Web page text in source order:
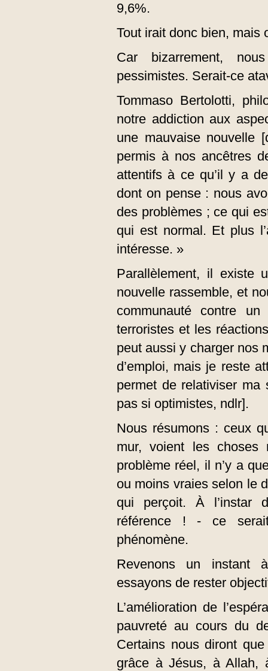
9,6%.
Tout irait donc bien, mais
Car bizarrement,
pessimistes. Serait-ce
Tommaso Bertolotti,
notre addiction aux
une mauvaise nouvelle
permis à nos ancêtres
attentifs à ce qu’il y a
dont on pense : nous
des problèmes ; ce qui
qui est normal. Et plus
intéresse. »
Parallèlement, il existe
nouvelle rassemble, et
communauté contre
terroristes et les
peut aussi y charger nos
d’emploi, mais je reste
permet de relativiser
pas si optimistes, ndlr].
Nous résumons : ceux
mur, voient les choses
problème réel, il n’y a
ou moins vraies selon le
qui perçoit. À l’instar
référence ! - ce serait
phénomène.
Revenons un instant
essayons de rester
L’amélioration de
pauvreté au cours du
Certains nous diront que
grâce à Jésus, à Allah,